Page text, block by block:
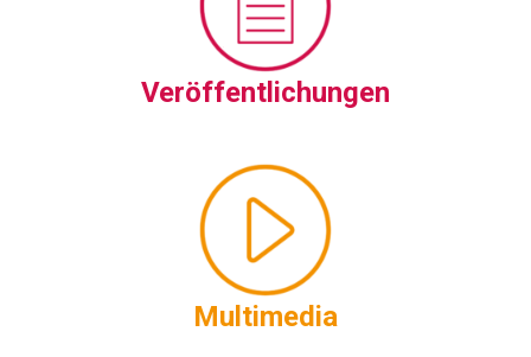
Veröffentlichungen
Multimedia